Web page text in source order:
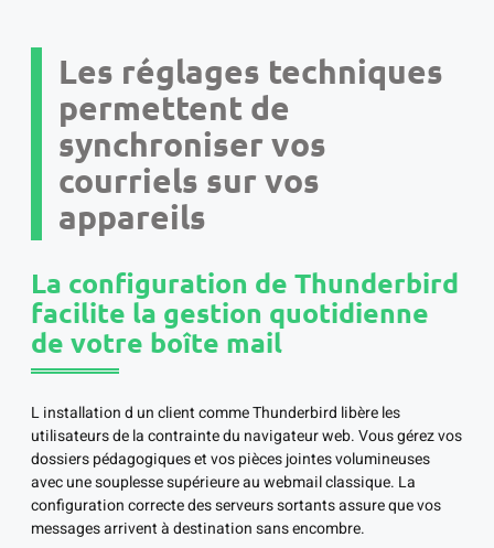
Les réglages techniques
permettent de
synchroniser vos
courriels sur vos
appareils
La configuration de Thunderbird
facilite la gestion quotidienne
de votre boîte mail
L installation d un client comme Thunderbird libère les
utilisateurs de la contrainte du navigateur web. Vous gérez vos
dossiers pédagogiques et vos pièces jointes volumineuses
avec une souplesse supérieure au webmail classique. La
configuration correcte des serveurs sortants assure que vos
messages arrivent à destination sans encombre.